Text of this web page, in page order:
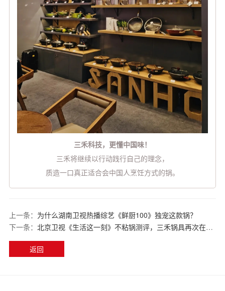
三禾科技，更懂中国味！
三禾将继续以行动践行自己的理念，
质造一口真正适合会中国人烹饪方式的锅。
上一条： 为什么湖南卫视热播综艺《鲜厨100》独宠这款锅？
下一条： 北京卫视《生活这一刻》不粘锅测评，三禾锅具再次在全国观众面前接受检验！
返回